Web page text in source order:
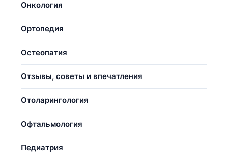
Онкология
Ортопедия
Остеопатия
Отзывы, советы и впечатления
Отоларингология
Офтальмология
Педиатрия